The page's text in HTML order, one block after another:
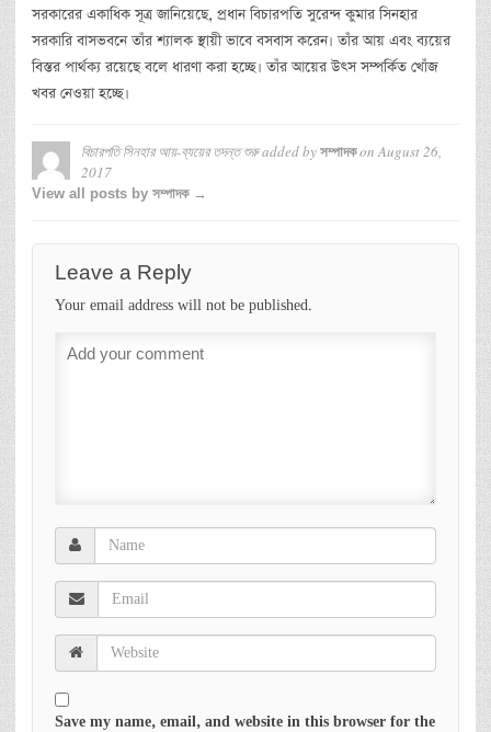
সরকারের একাধিক সূত্র জানিয়েছে, প্রধান বিচারপতি সুরেন্দ কুমার সিনহার
সরকারি বাসভবনে তাঁর শ্যালক স্থায়ী ভাবে বসবাস করেন। তাঁর আয় এবং ব্যয়ের
বিস্তর পার্থক্য রয়েছে বলে ধারণা করা হচ্ছে। তাঁর আয়ের উৎস সম্পর্কিত খোঁজ
খবর নেওয়া হচ্ছে।
বিচারপতি সিনহার আয়-ব্যয়ের তদন্ত শুরুadded by সম্পাদকonAugust 26,
2017
View all posts by সম্পাদক →
Leave a Reply
Your email address will not be published.
Save my name, email, and website in this browser for the